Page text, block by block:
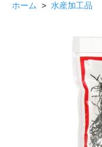
ホーム > 水産加工品